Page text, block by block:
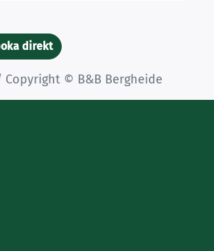
direkt
Copyright © B&B Bergheide